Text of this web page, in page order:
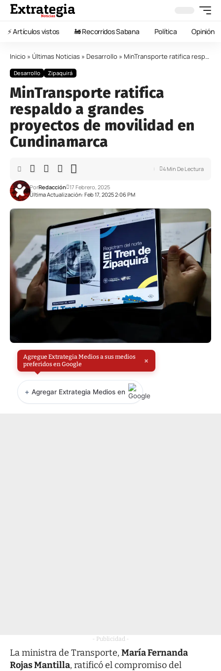
⚡️ Artículos vistos 🚂 Recorridos Sabana Política Opinión
Inicio » Últimas Noticias » Desarrollo » MinTransporte ratifica respaldo a grandes proyectos de movilidad en Cundinamarca
Desarrollo Zipaquirá
MinTransporte ratifica
respaldo a grandes
proyectos de movilidad en
Cundinamarca
Última Actualización: Feb 17, 2025 2:06 PM
PorRedacción 17 Febrero, 2025
4 Min De Lectura
Agregue Extrategia Medios a sus medios
preferidos en Google
×
+ Agregar Extrategia Medios en
- Publicidad -
La ministra de Transporte, María Fernanda
Rojas Mantilla, ratificó el compromiso del